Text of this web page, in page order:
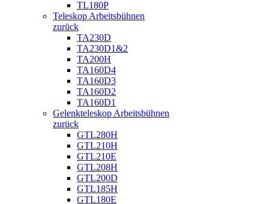
TL180P
Teleskop Arbeitsbühnen
zurück
TA230D
TA230D1&2
TA200H
TA160D4
TA160D3
TA160D2
TA160D1
Gelenkteleskop Arbeitsbühnen
zurück
GTL280H
GTL210H
GTL210E
GTL208H
GTL200D
GTL185H
GTL180E